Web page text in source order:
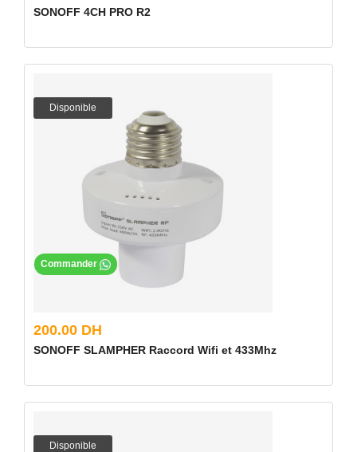
SONOFF 4CH PRO R2
Disponible
200.00 DH
SONOFF SLAMPHER Raccord Wifi et 433Mhz
Commander
Disponible